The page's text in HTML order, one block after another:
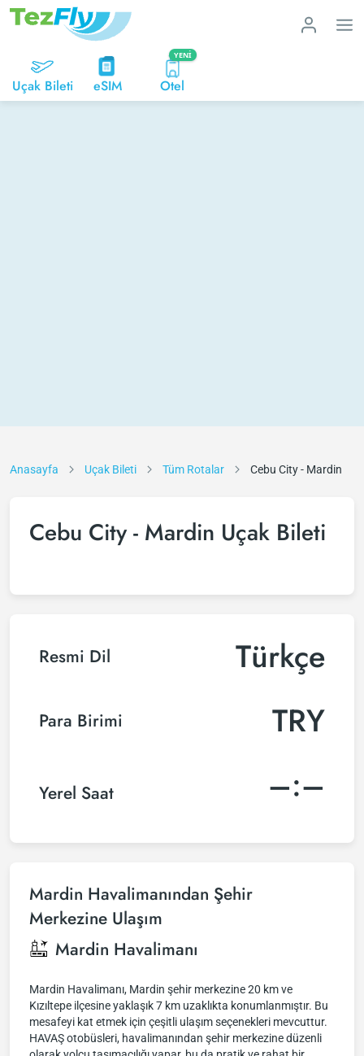
Uçak Bileti eSIM
YENI
Otel
Anasayfa Uçak Bileti Tüm Rotalar Cebu City - Mardin
Cebu City - Mardin Uçak Bileti
Resmi Dil Türkçe
Para Birimi TRY
Yerel Saat –:–
Mardin Havalimanından Şehir
Merkezine Ulaşım
Mardin Havalimanı
Mardin Havalimanı, Mardin şehir merkezine 20 km ve
Kızıltepe ilçesine yaklaşık 7 km uzaklıkta konumlanmıştır. Bu
mesafeyi kat etmek için çeşitli ulaşım seçenekleri mevcuttur.
HAVAŞ otobüsleri, havalimanından şehir merkezine düzenli